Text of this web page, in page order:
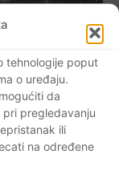
tehnologije poput
o uređaju.
da
pregledavanju
ili
na određene
ODVOĐENI